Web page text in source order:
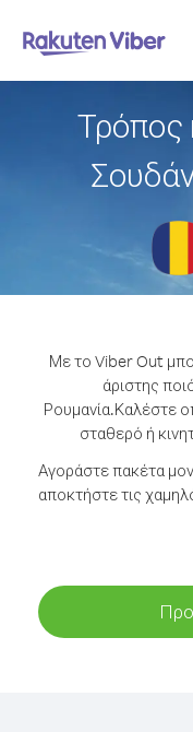
Τρόπος
Με το Viber Out
άριστης
Ρουμανία.Καλέστε
σταθερό ή
Αγοράστε πακέτα
αποκτήστε τις